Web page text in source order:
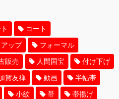
コート
ップ フォーマル
販売 人間国宝 付け下げ
賀友禅 動画 半幅帯
小紋 帯 帯揚げ